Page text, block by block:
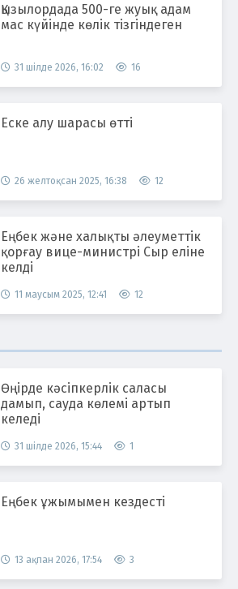
Қызылордада 500-ге жуық адам
мас күйінде көлік тізгіндеген
31 шілде 2026, 16:02 16
Еске алу шарасы өтті
26 желтоқсан 2025, 16:38 12
Еңбек және халықты әлеуметтік
қорғау вице-министрі Сыр еліне
келді
11 маусым 2025, 12:41 12
Өңірде кәсіпкерлік саласы
дамып, сауда көлемі артып
келеді
31 шілде 2026, 15:44 1
Еңбек ұжымымен кездесті
13 ақпан 2026, 17:54 3